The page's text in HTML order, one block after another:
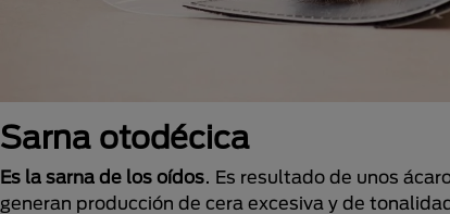
Sarna otodécica
Es la sarna de los oídos. Es resultado de unos
generan producción de cera excesiva y de